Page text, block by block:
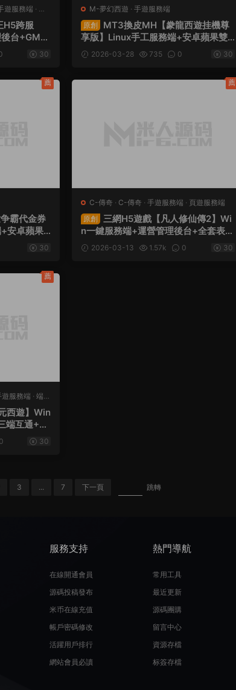
遊服務端 · 頁
H5跨服
台+GM授
頻架設教程
30
M-夢幻西遊 · 手遊服務端
原創
MT3換皮MH【豢龍西遊挂機尊
享版】Linux手工服務端+安卓蘋果雙
端+GM後台+全套源碼+視頻架設教程
2026-03-28 735 0 30
霸代金券
安卓蘋果
台+全套30
薦
C-傳奇 · C-傳奇 · 手遊服務端 · 頁遊服務端
原創
三網H5遊戲【凡人修仙傳2】Wi
n一鍵服務端+運營管理後台+全套表
+全套源碼+視頻架設教程
2026-03-13 1.57k 0 30
薦
遊服務端 · 端遊
西遊】Win
端互通+G
架設教程
0 30
薦
3 ... 7 下一頁 跳轉
服務支持
在線開通會員
源碼投稿發布
米币在線充值
帳戶密碼修改
活躍用戶排行
網站會員必讀
熱門導航
常用工具
最近更新
源碼團購
留言中心
資源存檔
标簽存檔